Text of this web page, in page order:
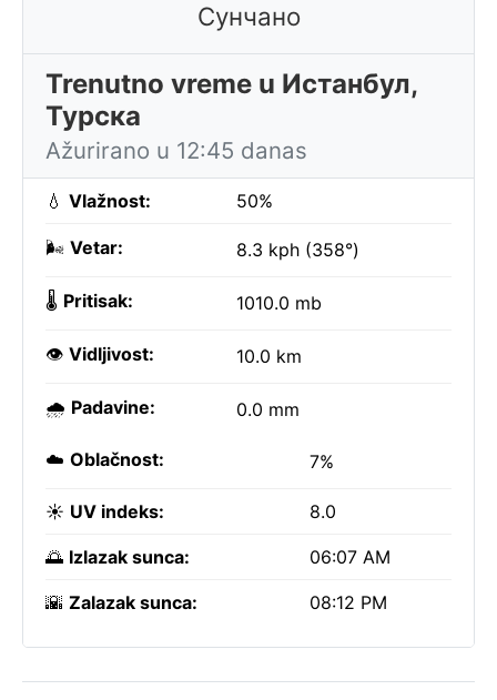
Сунчано
Trenutno vreme u Истанбул,
Турска
Ažurirano u 12:45 danas
💧 Vlažnost: 50%
🌬️ Vetar: 8.3 kph (358°)
🌡️ Pritisak: 1010.0 mb
👁️ Vidljivost: 10.0 km
🌧️ Padavine: 0.0 mm
☁️ Oblačnost: 7%
☀️ UV indeks: 8.0
🌅 Izlazak sunca: 06:07 AM
🌇 Zalazak sunca: 08:12 PM